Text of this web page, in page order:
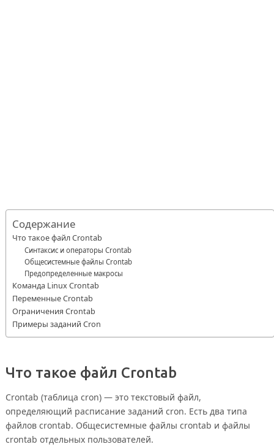
Содержание
Что такое файл Crontab
Синтаксис и операторы Crontab
Общесистемные файлы Crontab
Предопределенные макросы
Команда Linux Crontab
Переменные Crontab
Ограничения Crontab
Примеры заданий Cron
Что такое файл Crontab
Crontab (таблица cron) — это текстовый файл,
определяющий расписание заданий cron. Есть два типа
файлов crontab. Общесистемные файлы crontab и файлы
crontab отдельных пользователей.